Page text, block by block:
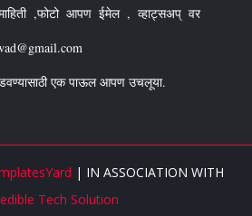
,फोटो आपण ईमेल , व्हाट्सअप् वर
एक पाऊल आपण उचलूया.
| IN ASSOCIATION WITH
Tech Solution